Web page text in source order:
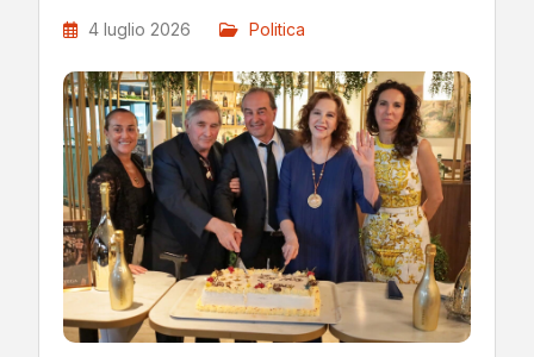
4 luglio 2026 Politica